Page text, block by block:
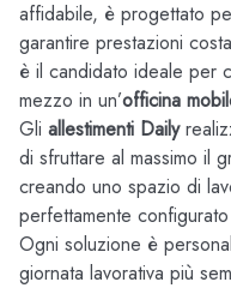
affidabile, è progettato
garantire prestazioni
è il candidato ideale per
mezzo in un’officina
Gli allestimenti Daily
di sfruttare al massimo il
creando uno spazio di
perfettamente
Ogni soluzione è
giornata lavorativa più